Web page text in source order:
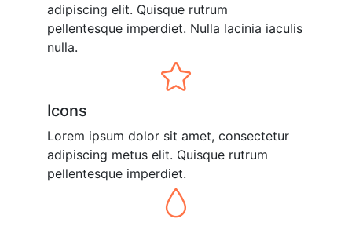
adipiscing elit. Quisque rutrum
pellentesque imperdiet. Nulla lacinia iaculis
nulla.
Icons
Lorem ipsum dolor sit amet, consectetur
adipiscing metus elit. Quisque rutrum
pellentesque imperdiet.